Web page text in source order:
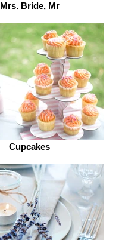
Mrs. Bride, Mr
Cupcakes